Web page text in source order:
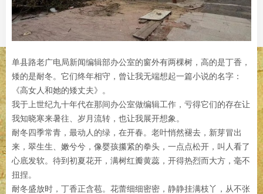
单县路老广电局新闻编辑部办公室的窗外有两棵树，高的是丁香，
矮的是耐冬。它们终年相守，曾让我无端想起一篇小说的名字：
《高女人和她的矮丈夫》。
我于上世纪九十年代在那间办公室做编辑工作，亏得它们的存在让
我知晓寒来暑往、岁月流转，也让我展开想象。
耐冬四季常青，最动人的绿，在开春。老叶悄然褪去，新芽冒出
来，翠生生、嫩兮兮，像婴孩攥紧的拳头，一点点松开，叫人看了
心底发软。待到初夏花开，满树红瓣黄蕊，开得热烈而大方，毫不
扭捏。
耐冬盛放时，丁香正含苞。花蕾细细密密，静静挂满枝丫，从不张